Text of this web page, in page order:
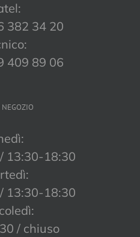
382 34 20
409 89 06
13:30-18:30
13:30-18:30
/ chiuso